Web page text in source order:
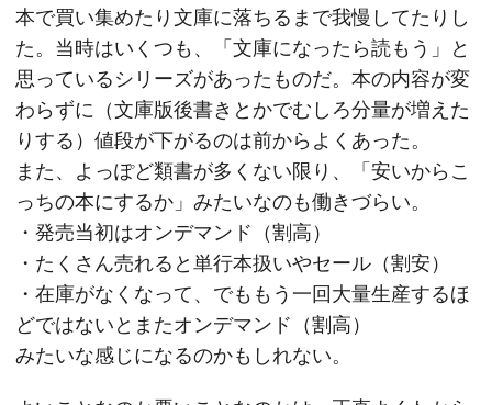
本で買い集めたり文庫に落ちるまで我慢してたりし
た。当時はいくつも、「文庫になったら読もう」と
思っているシリーズがあったものだ。本の内容が変
わらずに（文庫版後書きとかでむしろ分量が増えた
りする）値段が下がるのは前からよくあった。
また、よっぽど類書が多くない限り、「安いからこ
っちの本にするか」みたいなのも働きづらい。
・発売当初はオンデマンド（割高）
・たくさん売れると単行本扱いやセール（割安）
・在庫がなくなって、でももう一回大量生産するほ
どではないとまたオンデマンド（割高）
みたいな感じになるのかもしれない。